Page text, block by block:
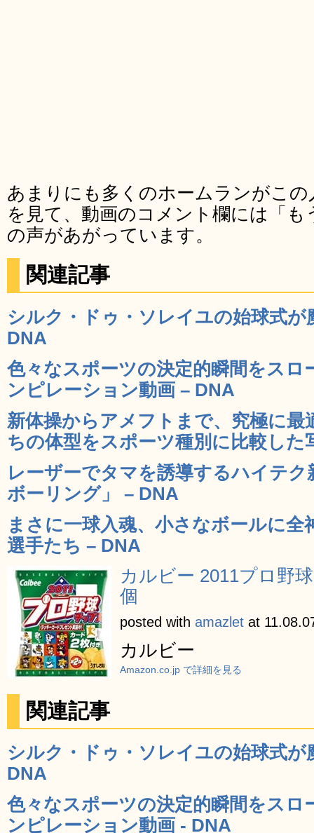
あまりにも多くのホームランがこ
を見て、動画のコメント欄には「
の声があがっています。
関連記事
シルク・ドゥ・ソレイユの始球式
DNA
色々なスポーツの決定的瞬間をスロ
ンピレーション動画 – DNA
新体操からアメフトまで、究極に
ちの体型をスポーツ種別に比較した
レーザーでタマを誘導するハイテ
ボーリング」 – DNA
まさに一球入魂、小さなボールに全
選手たち – DNA
カルビー 2011プロ野
個
posted with amazlet at
カルビー
Amazon.co.jp で詳細を見る
関連記事
シルク・ドゥ・ソレイユの始球式
DNA
色々なスポーツの決定的瞬間をスロ
ンピレーション動画 - DNA